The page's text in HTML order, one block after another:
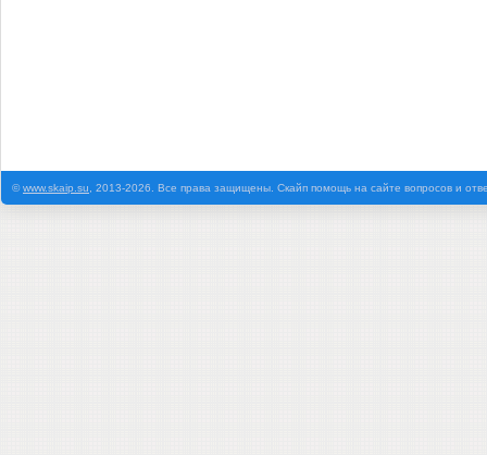
©www.skaip.su , 2013-2026. Все права защищены. Скайп помощь на сайте вопросов и